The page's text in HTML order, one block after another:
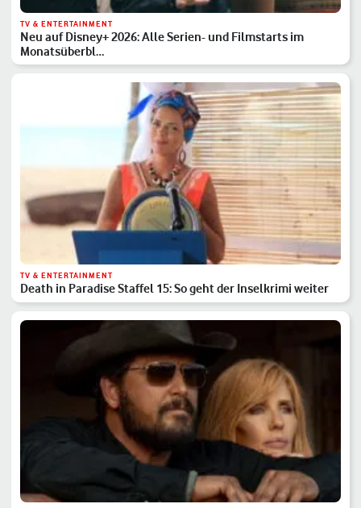
TV & ENTERTAINMENT
Neu auf Disney+ 2026: Alle Serien- und Filmstarts im
Monatsüberbl…
TV & ENTERTAINMENT
Death in Paradise Staffel 15: So geht der Inselkrimi weiter